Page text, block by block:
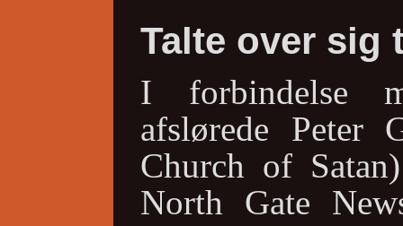
Talte over sig
I forbindelse
afslørede Peter
Church of
North Gate